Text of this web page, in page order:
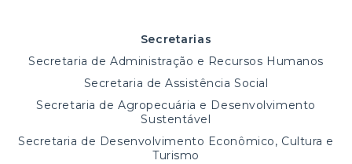
Secretarias
Secretaria de Administração e Recursos Humanos
Secretaria de Assistência Social
Secretaria de Agropecuária e Desenvolvimento
Sustentável
Secretaria de Desenvolvimento Econômico, Cultura e
Turismo